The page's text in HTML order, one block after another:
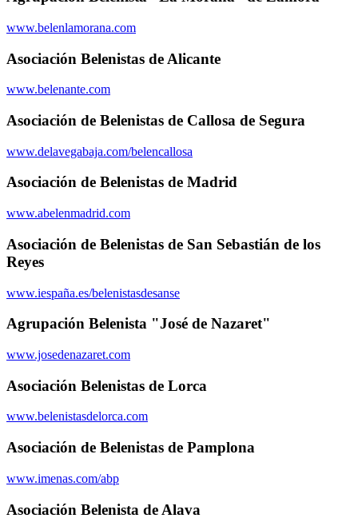
www.belenlamorana.com
Asociación Belenistas de Alicante
www.belenante.com
Asociación de Belenistas de Callosa de Segura
www.delavegabaja.com/belencallosa
Asociación de Belenistas de Madrid
www.abelenmadrid.com
Asociación de Belenistas de San Sebastián de los
Reyes
www.iespaña.es/belenistasdesanse
Agrupación Belenista "José de Nazaret"
www.josedenazaret.com
Asociación Belenistas de Lorca
www.belenistasdelorca.com
Asociación de Belenistas de Pamplona
www.imenas.com/abp
Asociación Belenista de Alava